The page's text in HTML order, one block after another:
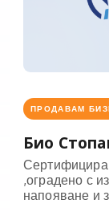
ПРОДАВАМ
Био
,оградено с
напояване и